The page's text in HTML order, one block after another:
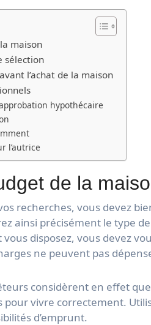
maison
sélection
l’achat de la maison
hypothécaire
l’autrice
de la
recherches, vous devez
ainsi précisément le type
disposez, vous devez
ne peuvent pas
considèrent en effet
pour vivre correctement.
d’emprunt.